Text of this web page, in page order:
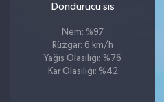
Dondurucu sis
Nem: %97
Rüzgar: 6 km/h
Yağış Olasılığı: %76
Kar Olasılığı: %42